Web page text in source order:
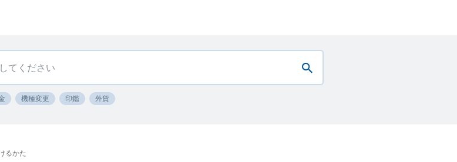
機種変更 印鑑 外貨
るかた